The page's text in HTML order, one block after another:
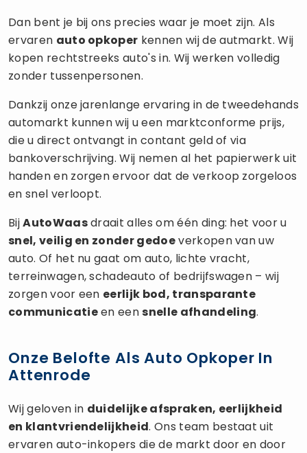
Dan bent je bij ons precies waar je moet zijn. Als
ervaren auto opkoper kennen wij de autmarkt. Wij
kopen rechtstreeks auto's in. Wij werken volledig
zonder tussenpersonen.
Dankzij onze jarenlange ervaring in de tweedehands
automarkt kunnen wij u een marktconforme prijs,
die u direct ontvangt in contant geld of via
bankoverschrijving. Wij nemen al het papierwerk uit
handen en zorgen ervoor dat de verkoop zorgeloos
en snel verloopt.
BijAutoWaasdraait alles om één ding: het voor u
snel, veilig en zonder gedoeverkopen van uw
auto. Of het nu gaat om auto, lichte vracht,
terreinwagen, schadeauto of bedrijfswagen – wij
zorgen voor een eerlijk bod, transparante
communicatieen eensnelle afhandeling.
Onze Belofte Als Auto Opkoper In
Attenrode
Wij geloven in duidelijke afspraken, eerlijkheid
en klantvriendelijkheid. Ons team bestaat uit
ervaren auto-inkopers die de markt door en door